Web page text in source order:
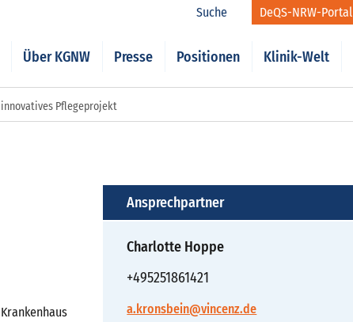
Suche DeQS-NRW-Portal
Über KGNW Presse Positionen Klinik-Welt
Pflegeprojekt
Ansprechpartner
Charlotte Hoppe
+495251861421
a.kronsbein@vincenz.de